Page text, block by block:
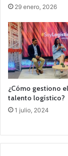
29 enero, 2026
¿Cómo gestiono
talento logístico?
1 julio, 2024